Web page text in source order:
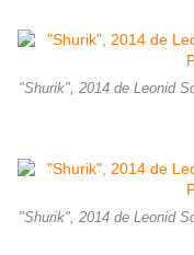
"Shurik", 2014 de Leonid
"Shurik", 2014 de Leonid